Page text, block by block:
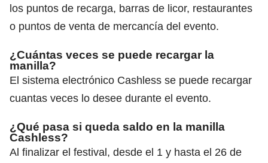
los puntos de recarga, barras de licor, restaurantes
o puntos de venta de mercancía del evento.
¿Cuántas veces se puede recargar la
manilla?
El sistema electrónico Cashless se puede recargar
cuantas veces lo desee durante el evento.
¿Qué pasa si queda saldo en la manilla
Cashless?
Al finalizar el festival, desde el 1 y hasta el 26 de